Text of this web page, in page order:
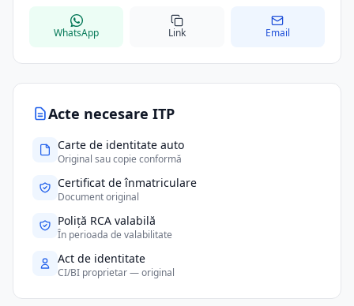
Acte necesare ITP
Carte de identitate auto
Original sau copie conformă
Certificat de înmatriculare
Document original
Poliță RCA valabilă
În perioada de valabilitate
Act de identitate
CI/BI proprietar — original
WhatsApp Link Email